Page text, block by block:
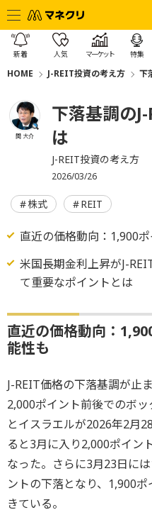
新着 人気 マーケット 特集
HOME J-REIT投資の考え方 下
関 大介
下落基調の
は
J-REIT投資の考え方
2026/03/26
株式 REIT
直近の価格動向：1,900
米国長期金利上昇がJ-
て重要なポイントとは
直近の価格動向：
能性も
J-REIT価格の下落基調が止
2,000ポイント前後でのボ
とイスラエルが2026年2月
ると3月に入り2,000ポイン
なった。さらに3月23日に
ントの下落となり、1,900
きている。